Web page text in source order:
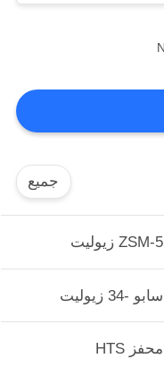
جميع
ZSM-5 زيوليت
سابو -34 زيوليت
محفز HTS